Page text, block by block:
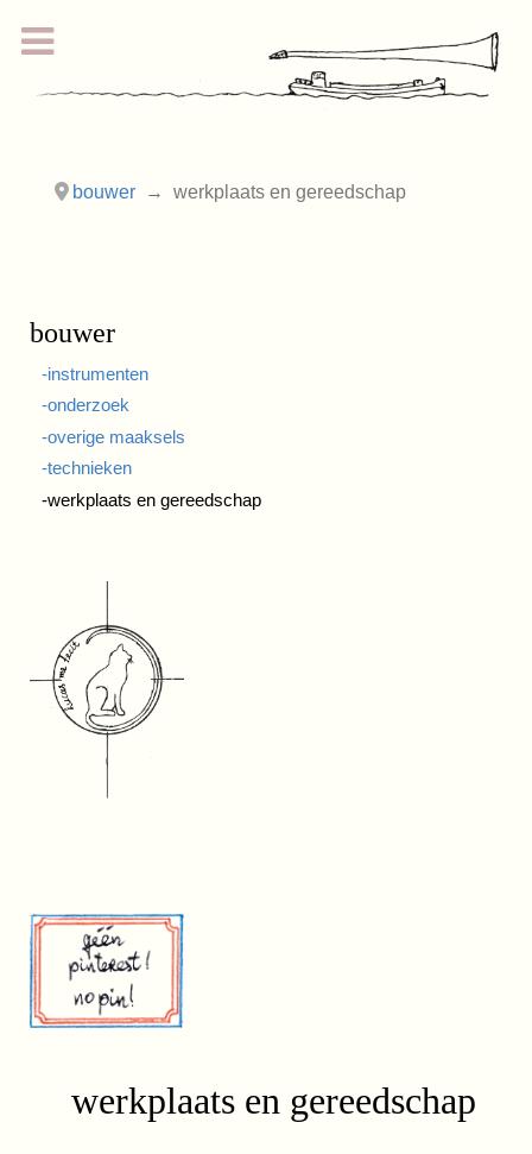
bouwer werkplaats en gereedschap
bouwer
-instrumenten
-onderzoek
-overige maaksels
-technieken
-werkplaats en gereedschap
werkplaats en gereedschap